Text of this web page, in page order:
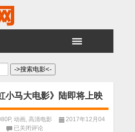
小马大电影》陆即将上映
, 动画 高清电影
2017年12月04
2017
已关闭评论